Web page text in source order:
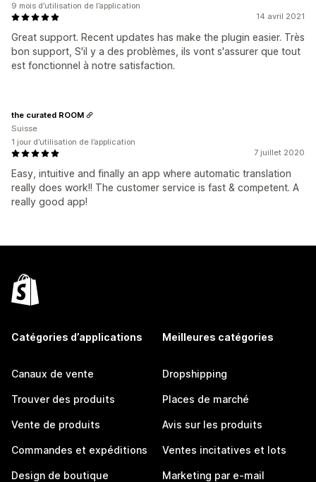
14 avril 2021
Great support. Recent updates has make the plugin easier. Très
bon support, S'il y a des problèmes, ils vont s'assurer que tout
est fonctionnel à notre satisfaction.
9 mois d’utilisation de l’application
7 juillet 2020
Easy, intuitive and finally an app where automatic translation
really does work!! The customer service is fast & competent. A
really good app!
the curated ROOM
Suisse
1 jour d’utilisation de l’application
Catégories d’applications
Canaux de vente
Trouver des produits
Vente de produits
Commandes et expéditions
Design de boutique
Meilleures catégories
Dropshipping
Places de marché
Avis sur les produits
Ventes incitatives et lots
Marketing par e-mail